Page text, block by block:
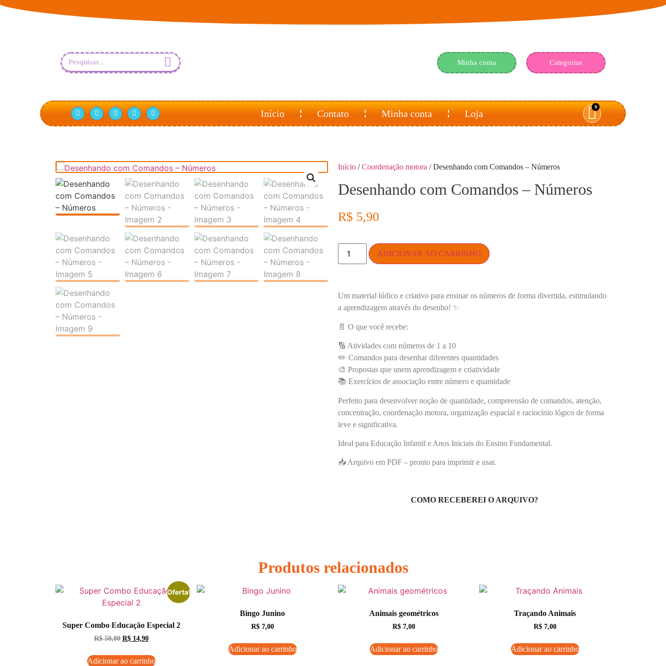
Minha conta Categorias
Início Contato Minha conta Loja
0
Início /Coordenação motora / Desenhando com Comandos – Números
Desenhando com Comandos – Números
R$ 5,90
ADICIONAR AO CARRINHO
Um material lúdico e criativo para ensinar os números de forma divertida, estimulando
a aprendizagem através do desenho! ✨
📄 O que você recebe:
🔢 Atividades com números de 1 a 10
✏️ Comandos para desenhar diferentes quantidades
🎨 Propostas que unem aprendizagem e criatividade
📚 Exercícios de associação entre número e quantidade
Perfeito para desenvolver noção de quantidade, compreensão de comandos, atenção,
concentração, coordenação motora, organização espacial e raciocínio lógico de forma
leve e significativa.
Ideal para Educação Infantil e Anos Iniciais do Ensino Fundamental.
📥 Arquivo em PDF – pronto para imprimir e usar.
COMO RECEBEREI O ARQUIVO?
Produtos relacionados
Oferta!
Super Combo Educação Especial 2
R$50,00 R$14,90
Adicionar ao carrinho
Bingo Junino
R$7,00
Adicionar ao carrinho
Animais geométricos
R$7,00
Adicionar ao carrinho
Traçando Animais
R$7,00
Adicionar ao carrinho